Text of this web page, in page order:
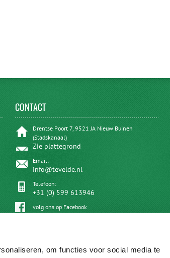
om functies voor social media te
CONTACT
Drentse Poort 7, 9521 JA Nieuw Buinen
(Stadskanaal)
Zie plattegrond
Email:
info@tevelde.nl
Telefoon:
+31 (0) 599 613946
volg ons op Facebook